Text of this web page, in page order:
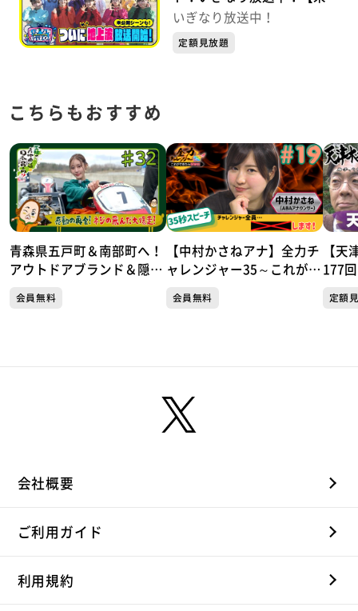
開シーンあり】
いぎなり放送中！
定額見放題
こちらもおすすめ
青森県五戸町＆南部町へ！
アウトドアブランド＆隠れ
150km/h！レーシングカー
会員無料
【中村かさねアナ】全力チ
ャレンジャー35～これがで
チチャレンジ
会員無料
【天
177
①
定額
会社概要
ご利用ガイド
利用規約